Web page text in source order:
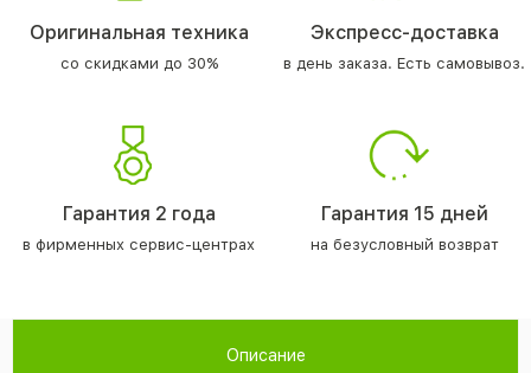
Оригинальная техника
со скидками до 30%
Экспресс-доставка
в день заказа. Есть самовывоз.
Гарантия 2 года
в фирменных сервис-центрах
Гарантия 15 дней
на безусловный возврат
Описание